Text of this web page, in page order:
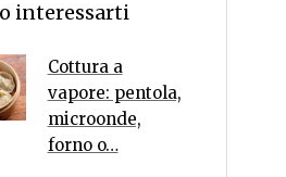
interessarti
Cottura a
vapore: pentola,
microonde,
forno o…